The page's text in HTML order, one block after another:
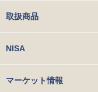
取扱商品
NISA
マーケット情報